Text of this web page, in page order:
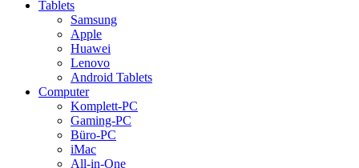
Tablets
Samsung
Apple
Huawei
Lenovo
Android Tablets
Computer
Komplett-PC
Gaming-PC
Büro-PC
iMac
All-in-One